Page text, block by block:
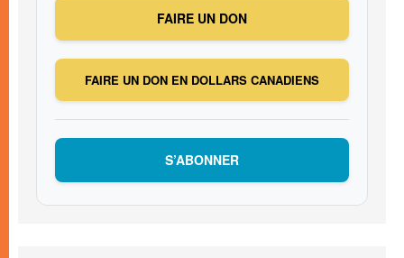
FAIRE UN DON
FAIRE UN DON EN DOLLARS CANADIENS
S’ABONNER